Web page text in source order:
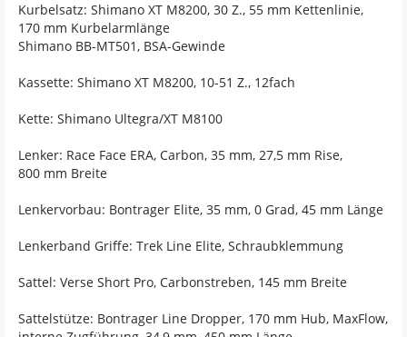
Kurbelsatz: Shimano XT M8200, 30 Z., 55 mm Kettenlinie,
170 mm Kurbelarmlänge
Shimano BB-MT501, BSA-Gewinde
Kassette: Shimano XT M8200, 10-51 Z., 12fach
Kette: Shimano Ultegra/XT M8100
Lenker: Race Face ERA, Carbon, 35 mm, 27,5 mm Rise,
800 mm Breite
Lenkervorbau: Bontrager Elite, 35 mm, 0 Grad, 45 mm Länge
Lenkerband Griffe: Trek Line Elite, Schraubklemmung
Sattel: Verse Short Pro, Carbonstreben, 145 mm Breite
Sattelstütze: Bontrager Line Dropper, 170 mm Hub, MaxFlow,